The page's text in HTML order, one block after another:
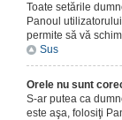
Toate setările
Panoul
permite să vă
Sus
Orele nu sunt
S-ar putea ca
este aşa, folosiţi